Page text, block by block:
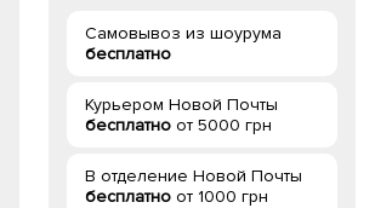
Самовывоз из шоурума
бесплатно
Курьером Новой Почты
бесплатно от 5000 грн
В отделение Новой Почты
бесплатно от 1000 грн